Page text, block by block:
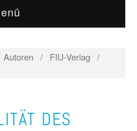
Autoren / FIU-Verlag /
DES